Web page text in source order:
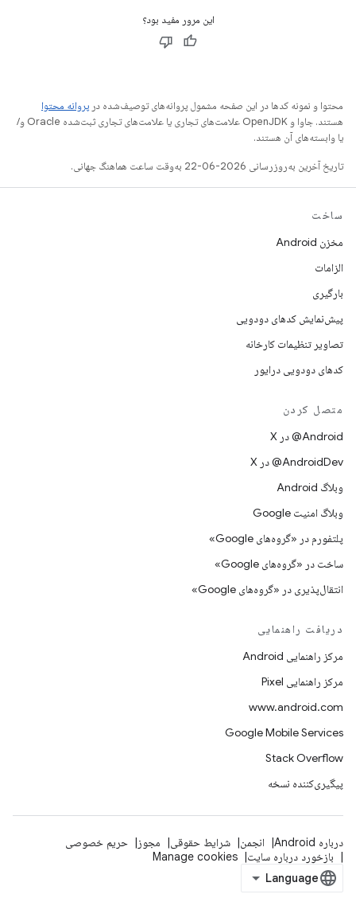
این مرور مفید بود؟
محتوا و نمونه کدها در این صفحه مشمول پروانه‌های توصیف‌شده در پروانه محتوا
هستند. جاوا و OpenJDK علامت‌های تجاری یا علامت‌های تجاری ثبت‌شده Oracle و/
یا وابسته‌های آن هستند.
تاریخ آخرین به‌روزرسانی 2026-06-22 به‌وقت ساعت هماهنگ جهانی.
ساخت
مخزن Android
الزامات
بارگیری
پیش‌نمایش کدهای دودویی
تصاویر تنظیمات کارخانه
کدهای دودویی درایور
متصل کردن
‫‎@Android در X
‫‎@AndroidDev در X
وبلاگ Android
وبلاگ امنیت Google
پلتفورم در «گروه‌های Google»
ساخت در «گروه‌های Google»
انتقال‌پذیری در «گروه‌های Google»
دریافت راهنمایی
مرکز راهنمایی Android
مرکز راهنمایی Pixel
www.android.com
Google Mobile Services
Stack Overflow
پیگیری‌کننده نسخه
درباره Android انجمن شرایط حقوقی مجوز
حریم خصوصی
بازخورد درباره سایت
Manage cookies